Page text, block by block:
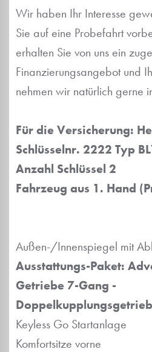
Wir haben Ihr Interesse
Sie auf eine Probefahrt
erhalten Sie von uns ein
Finanzierungsangebot und
nehmen wir natürlich gerne
Für die Versicherung:
Schlüsselnr. 2222 Typ
Anzahl Schlüssel 2
Fahrzeug aus 1. Hand
Außen-/Innenspiegel mit
Ausstattungs-Paket:
Getriebe 7-Gang -
Keyless Go Startanlage
Komfortsitze vorne